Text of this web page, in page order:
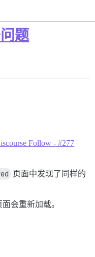
题
Follow - #277
页面中发现了同样的
会重新加载。